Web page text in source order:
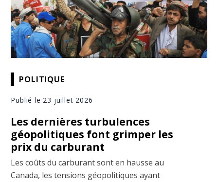
POLITIQUE
Publié le 23 juillet 2026
Les dernières turbulences
géopolitiques font grimper les
prix du carburant
Les coûts du carburant sont en hausse au
Canada, les tensions géopolitiques ayant